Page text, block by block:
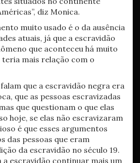
diz Monica.
muito usado é o da ausência
atuais, já que a escravidão
que aconteceu há muito
mais relação com o
falam que a escravidão negra era
que as pessoas escravizadas
que questionam o que elas
hoje, se elas não escravizaram
é que esses argumentos
das pessoas que eram
da escravidão no século 19.
a escravidão continuar mais um